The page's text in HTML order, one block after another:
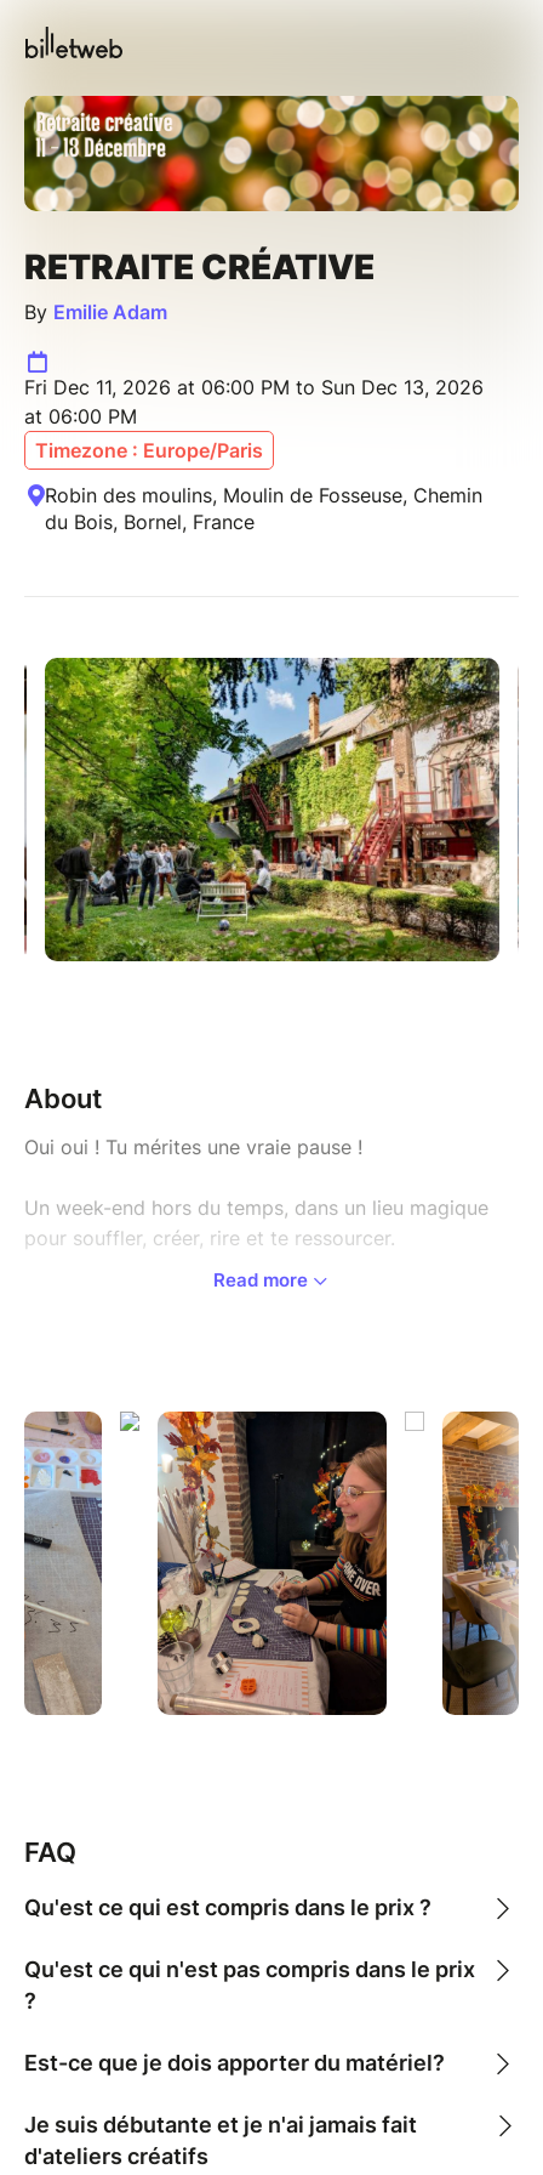
RETRAITE CRÉATIVE
By Emilie Adam
Fri Dec 11, 2026 at 06:00 PM to Sun Dec 13, 2026
at 06:00 PM
Timezone : Europe/Paris
Robin des moulins, Moulin de Fosseuse, Chemin
du Bois, Bornel, France
About
Oui oui ! Tu mérites une vraie pause !
Un week-end hors du temps, dans un lieu magique
pour souffler, créer, rire et te ressourcer.
Ici, tout invite à ralentir, à respirer plus profondément
et à laisser émerger la créativité. Un refuge doux et
inspirant, parfait pour se retrouver, créer et partager
des moments sincères.
Au programme
Ateliers créatifs accessibles à toutes, moments de
détente, une séance douce de pilâtes, repas
gourmands préparés par une cheffe passionnée… et
surtout beaucoup de complicité et de bienveillance
entre femmes.
Read more
FAQ
Qu'est ce qui est compris dans le prix ?
Qu'est ce qui n'est pas compris dans le prix
?
Est-ce que je dois apporter du matériel?
Je suis débutante et je n'ai jamais fait
d'ateliers créatifs